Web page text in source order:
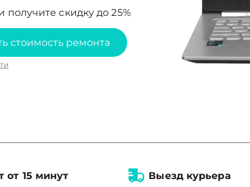
получите скидку до 25%
стоимость ремонта
от 15 минут
Выезд курьера